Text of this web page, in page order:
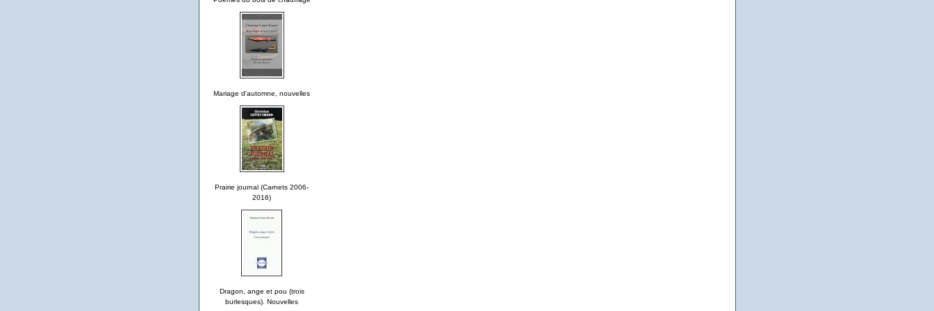
Mariage d'automne, nouvelles
Prairie journal (Carnets 2006-
2016)
Dragon, ange et pou (trois
burlesques). Nouvelles